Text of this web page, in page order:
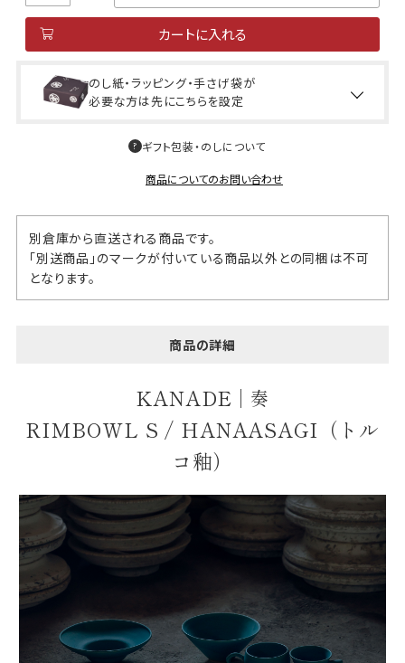
カートに入れる
のし紙・ラッピング・手さげ袋が
必要な方は先にこちらを設定
ギフト包装・のしについて
商品についてのお問い合わせ
別倉庫から直送される商品です。
「別送商品」のマークが付いている商品以外との同梱は不可
となります。
商品の詳細
KANADE | 奏
RIMBOWL S / HANAASAGI（トル
コ釉）